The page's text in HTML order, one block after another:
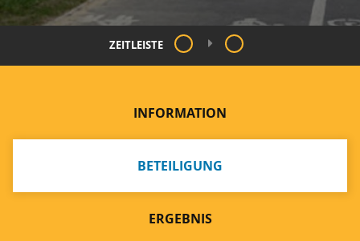
ZEITLEISTE
INFORMATION
BETEILIGUNG
ERGEBNIS